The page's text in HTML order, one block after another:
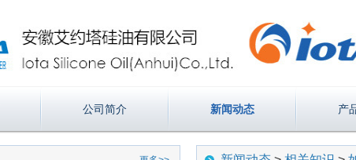
公司简介 新闻动态 产